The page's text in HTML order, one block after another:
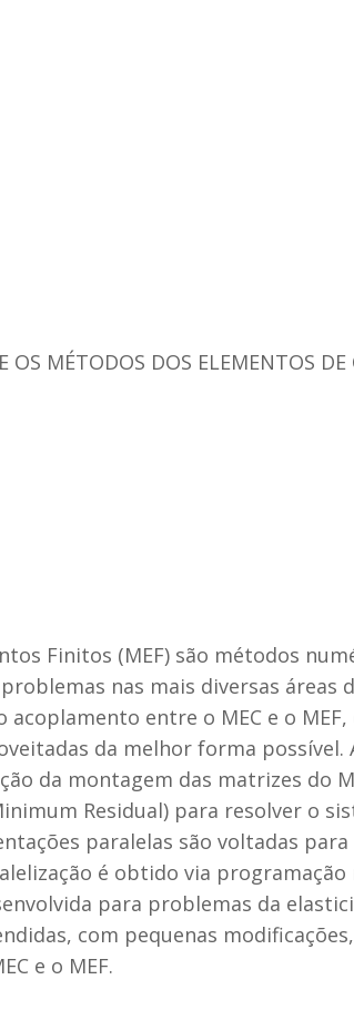
MÉTODOS DOS ELEMENTOS
Finitos (MEF) são métodos
nas mais diversas áreas
entre o MEC e o MEF,
da melhor forma possível.
da montagem das matrizes do
Residual) para resolver o
paralelas são voltadas
é obtido via
para problemas da
com pequenas
e o MEF.